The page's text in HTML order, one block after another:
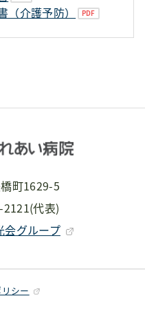
（介護予防）
町1629-5
(代表)
会グループ
シー